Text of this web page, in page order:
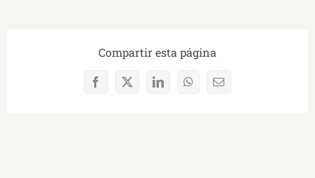
Compartir esta página
Facebook
X LinkedInWhatsAppCorreo